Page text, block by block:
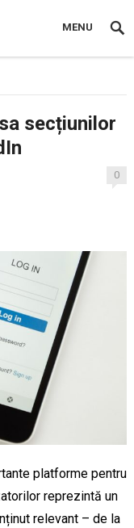
MENU
secțiunilor
0
platforme pentru
reprezintă un
relevant – de la